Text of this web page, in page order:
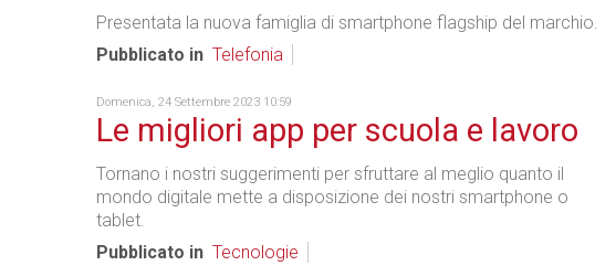
Presentata la nuova famiglia di smartphone flagship del marchio.
Pubblicato in Telefonia
Domenica, 24 Settembre 2023 10:59
Le migliori app per scuola e lavoro
Tornano i nostri suggerimenti per sfruttare al meglio quanto il
mondo digitale mette a disposizione dei nostri smartphone o
tablet.
Pubblicato in Tecnologie